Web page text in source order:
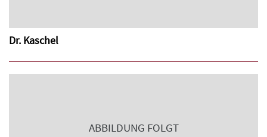
Dr. Kaschel
ABBILDUNG FOLGT